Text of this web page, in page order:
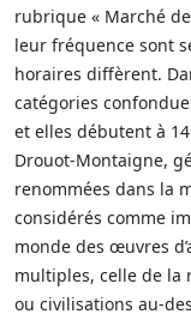
rubrique « Marché
leur fréquence sont
horaires diffèrent.
catégories
et elles débutent à
Drouot-Montaigne,
renommées dans la
considérés comme
monde des œuvres
multiples, celle de la
ou civilisations au-